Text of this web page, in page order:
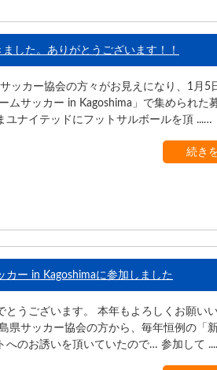
した。ありがとうございます！！
カー協会の方々がお見えになり、1月5
ムサッカー in Kagoshima」で集められた
ユナイテッドにフットサルボールを頂 ...…
続き
カー in Kagoshimaに参加しました
うございます。 本年もよろしくお願い
県サッカー協会の方から、毎年恒例の「
へのお誘いを頂いていたので… 参加して